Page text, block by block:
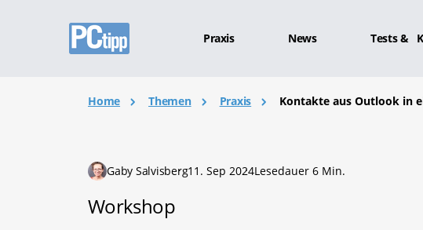
Praxis News Tests &
Home Themen Praxis Kontakte aus Outlook in
Gaby Salvisberg11. Sep 2024Lesedauer 6 Min.
Workshop